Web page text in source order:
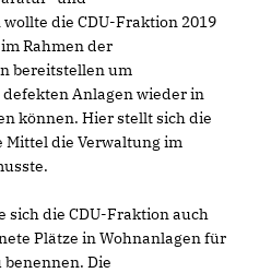
die CDU-Fraktion 2019
Rahmen der
bereitstellen um
Anlagen wieder in
können. Hier stellt sich die
Mittel die Verwaltung im
sich die CDU-Fraktion auch
Plätze in Wohnanlagen für
Die